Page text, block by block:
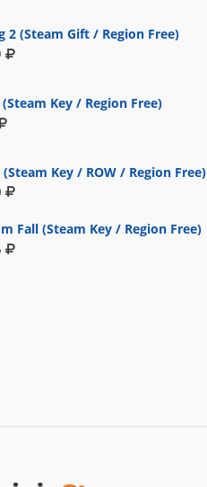
2 (Steam Gift / Region Free)
Key / Region Free)
Key / ROW / Region Free)
Fall (Steam Key / Region Free)